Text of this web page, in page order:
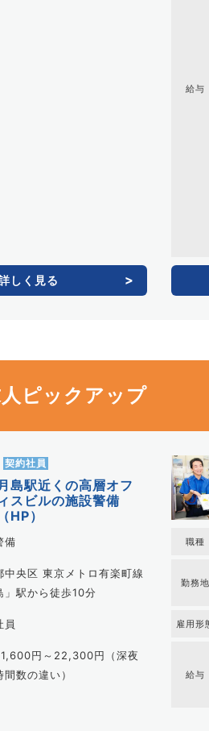
しく見る
給与
ピックアップ
契約社員
島駅近くの高層オフ
ィスビルの施設警備
（HP）
備
中央区 東京メトロ有楽町線
」駅から徒歩10分
員
円～22,300円（深夜
間数の違い）
職種
勤務地
雇用形
給与